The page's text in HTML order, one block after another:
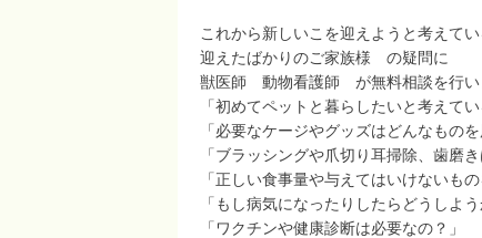
これから新しいこを迎えようと考えて
迎えたばかりのご家族様 の疑問に
獣医師 動物看護師 が無料相談を行い
「初めてペットと暮らしたいと考えて
「必要なケージやグッズはどんなもの
「ブラッシングや爪切り耳掃除、歯磨き
「正しい食事量や与えてはいけないも
「もし病気になったりしたらどうしよ
「ワクチンや健康診断は必要なの？」